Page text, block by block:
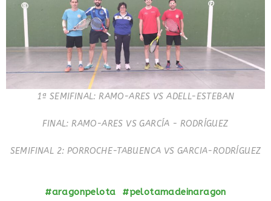
1ª SEMIFINAL: RAMO-ARES VS ADELL-ESTEBAN
FINAL: RAMO-ARES VS GARCÍA - RODRÍGUEZ
SEMIFINAL 2: PORROCHE-TABUENCA VS GARCIA-RODRÍGUEZ
#aragonpelota #pelotamadeinaragon